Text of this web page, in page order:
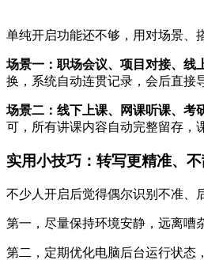
单纯开启功能还不够，用对场景、
场景一：职场会议、项目对接、线
换，系统自动连贯记录，会后直接
场景二：线下上课、网课听课、考
可，所有讲课内容自动完整留存，
实用小技巧：转写更精准、
不少人开启后觉得偶尔识别不准、
第一，尽量保持环境安静，远离嘈
第二，定期优化电脑后台运行状态